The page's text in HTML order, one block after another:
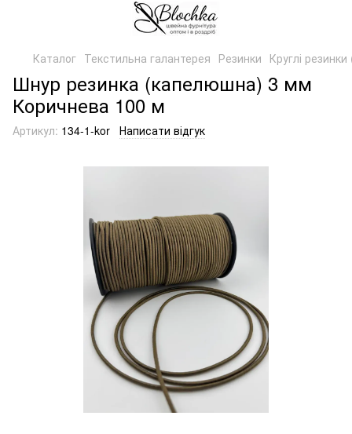
Каталог Текстильна галантерея Резинки Круглі
Шнур резинка (капелюшна) 3 мм
Коричнева 100 м
Артикул: 134-1-kor Написати відгук